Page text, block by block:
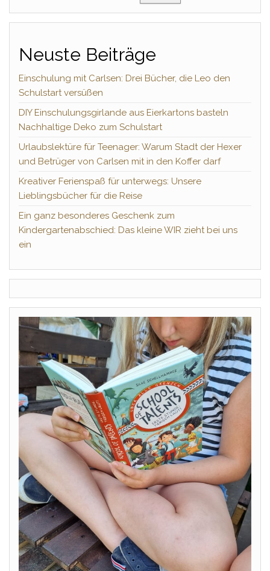
Neuste Beiträge
Einschulung mit Carlsen: Drei Bücher, die Leo den
Schulstart versüßen
DIY Einschulungsgirlande aus Eierkartons basteln
Nachhaltige Deko zum Schulstart
Urlaubslektüre für Teenager: Warum Stadt der Hexer
und Betrüger von Carlsen mit in den Koffer darf
Kreativer Ferienspaß für unterwegs: Unsere
Lieblingsbücher für die Reise
Ein ganz besonderes Geschenk zum
Kindergartenabschied: Das kleine WIR zieht bei uns
ein